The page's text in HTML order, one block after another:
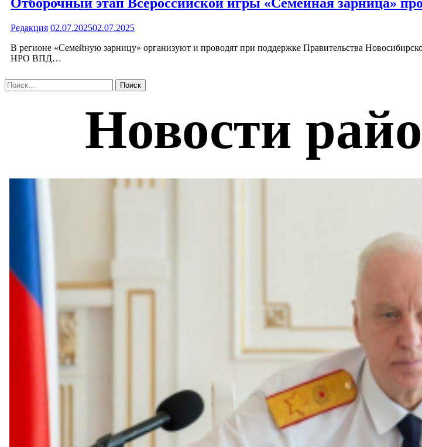
Редакция 02.07.202502.07.2025
В регионе «Семейную зарницу» организуют и проводят при поддержке Правительства
НРО ВПД…
Найти: